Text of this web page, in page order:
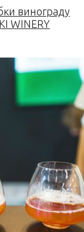
винограду
WINERY